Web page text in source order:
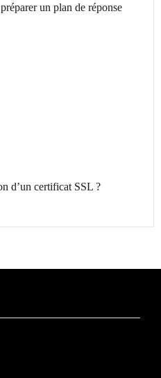
un plan de réponse
d’un certificat SSL ?